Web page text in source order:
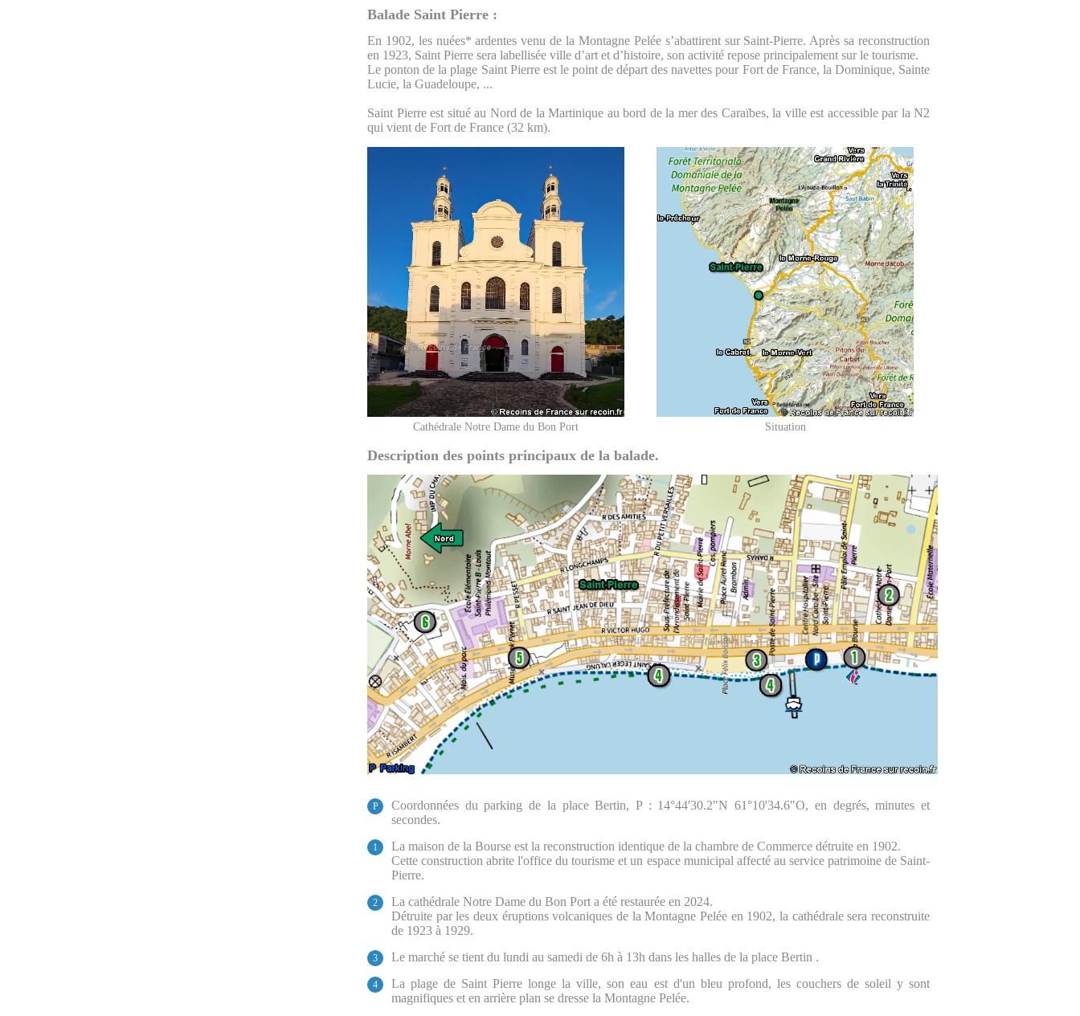
Balade Saint Pierre :
En 1902, les nuées* ardentes venu de la Montagne Pelée s’abattirent sur Saint-Pierre. Après sa reconstruction
en 1923, Saint Pierre sera labellisée ville d’art et d’histoire, son activité repose principalement sur le tourisme.
Le ponton de la plage Saint Pierre est le point de départ des navettes pour Fort de France, la Dominique, Sainte
Lucie, la Guadeloupe, ...
Saint Pierre est situé au Nord de la Martinique au bord de la mer des Caraïbes, la ville est accessible par la N2
qui vient de Fort de France (32 km).
Cathédrale Notre Dame du Bon Port Situation
Description des points principaux de la balade.
P
Coordonnées du parking de la place Bertin, P : 14°44'30.2"N 61°10'34.6"O, en degrés, minutes et
secondes.
1
La maison de la Bourse est la reconstruction identique de la chambre de Commerce détruite en 1902.
Cette construction abrite l'office du tourisme et un espace municipal affecté au service patrimoine de Saint-
Pierre.
2
La cathédrale Notre Dame du Bon Port a été restaurée en 2024.
Détruite par les deux éruptions volcaniques de la Montagne Pelée en 1902, la cathédrale sera reconstruite
de 1923 à 1929.
3 Le marché se tient du lundi au samedi de 6h à 13h dans les halles de la place Bertin .
4
La plage de Saint Pierre longe la ville, son eau est d'un bleu profond, les couchers de soleil y sont
magnifiques et en arrière plan se dresse la Montagne Pelée.